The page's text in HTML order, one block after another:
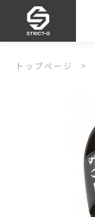
トップページ